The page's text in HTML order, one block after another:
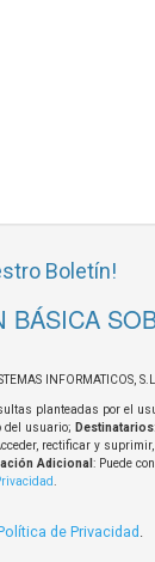
Boletín!
BÁSICA
INFORMATICOS,
planteadas por el
del usuario; Destinatarios
rectificar y
Adicional : Puede
.
de Privacidad.